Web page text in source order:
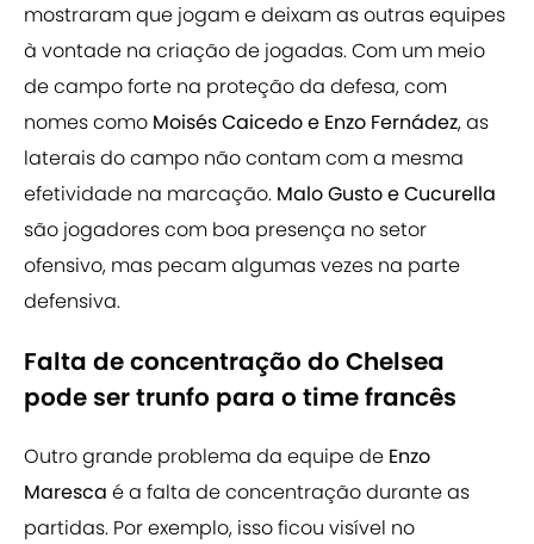
mostraram que jogam e deixam as outras equipes
à vontade na criação de jogadas. Com um meio
de campo forte na proteção da defesa, com
nomes como Moisés Caicedo e Enzo Fernádez, as
laterais do campo não contam com a mesma
efetividade na marcação. Malo Gusto e Cucurella
são jogadores com boa presença no setor
ofensivo, mas pecam algumas vezes na parte
defensiva.
Falta de concentração do Chelsea
pode ser trunfo para o time francês
Outro grande problema da equipe de Enzo
Maresca é a falta de concentração durante as
partidas. Por exemplo, isso ficou visível no